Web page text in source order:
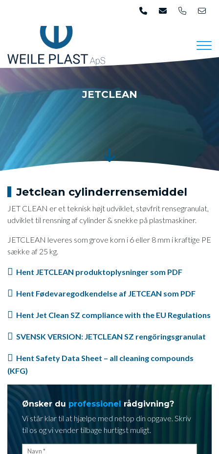
JETCLEAN
Jetclean cylinderrensemiddel
​JET CLEAN er et teknisk højt udviklet, støvfrit rensegranulat,
udviklet til rensning af cylinder & snekke på plastmaskiner.
JETCLEAN leveres som grove korn i 6 eller 8 mm i kraftige PE
sække af 25 kg.
​Hent JETCLEAN produktoplysninger som PDF
​Hent Fødevaregodkendelse af JETCEAN som PDF
​Hent Jet Clean SZ compliance with the EU Regulations
​SVENSK VERSION: JETCLEAN SZ rengöringsgranulat
​Hent Safety Data Sheet – all cleaning compounds
(KFG)​
Ønsker du professionel rådgivning?
Vi står klar til at hjælpe med netop din opgave. Skriv
til os og vi vender tilbage hurtigst muligt.